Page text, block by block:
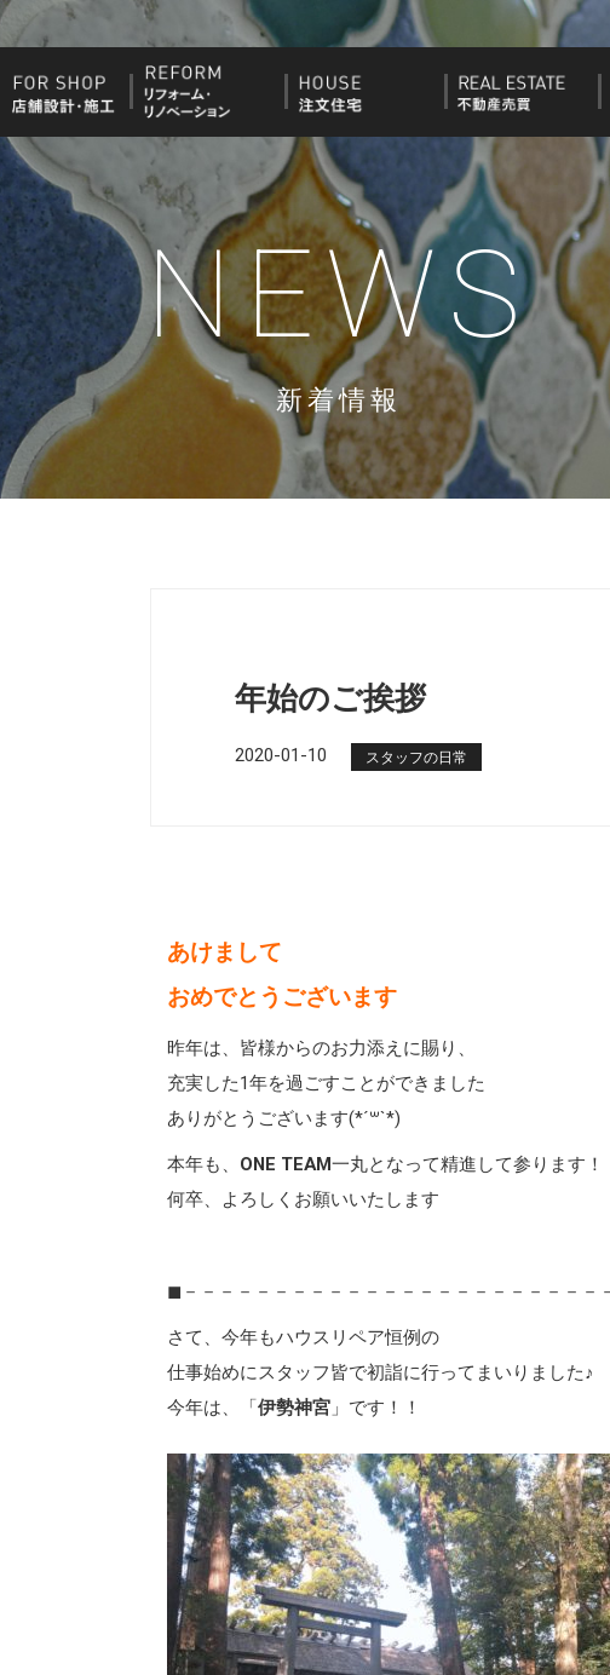
NEWS
新着情報
年始のご挨拶
2020-01-10 スタッフの日常
あけまして
おめでとうございます
昨年は、皆様からのお力添えに賜り、
充実した1年を過ごすことができました
ありがとうございます(*´꒳`*)
本年も、 ONE TEAM一丸となって精進して参ります！
何卒、よろしくお願いいたします
◼︎－－－－－－－－－－－－－－－－－－－－－－－
さて、今年もハウスリペア恒例の
仕事始めにスタッフ皆で初詣に行ってまいりました♪
今年は、「伊勢神宮 」です！！